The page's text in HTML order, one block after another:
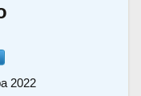
2022